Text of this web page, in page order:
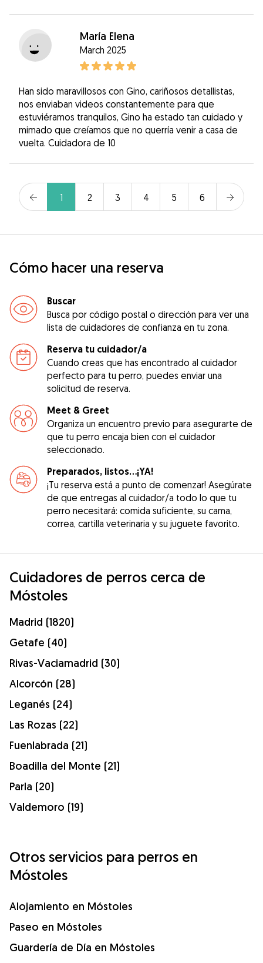
María Elena
March 2025
Han sido maravillosos con Gino, cariñosos detallistas,
nos enviaban videos constantemente para que
estuviéramos tranquilos, Gino ha estado tan cuidado y
mimado que creíamos que no querría venir a casa de
vuelta. Cuidadora de 10
1 2 3 4 5 6
Cómo hacer una reserva
Buscar
Busca por código postal o dirección para ver una
lista de cuidadores de confianza en tu zona.
Reserva tu cuidador/a
Cuando creas que has encontrado al cuidador
perfecto para tu perro, puedes enviar una
solicitud de reserva.
Meet & Greet
Organiza un encuentro previo para asegurarte de
que tu perro encaja bien con el cuidador
seleccionado.
Preparados, listos...¡YA!
¡Tu reserva está a punto de comenzar! Asegúrate
de que entregas al cuidador/a todo lo que tu
perro necesitará: comida suficiente, su cama,
correa, cartilla veterinaria y su juguete favorito.
Cuidadores de perros cerca de
Móstoles
Madrid (1820)
Getafe (40)
Rivas-Vaciamadrid (30)
Alcorcón (28)
Leganés (24)
Las Rozas (22)
Fuenlabrada (21)
Boadilla del Monte (21)
Parla (20)
Valdemoro (19)
Otros servicios para perros en
Móstoles
Alojamiento en Móstoles
Paseo en Móstoles
Guardería de Día en Móstoles